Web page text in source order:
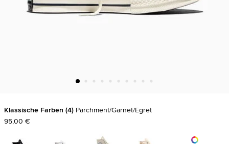
Klassische Farben 4 Parchment/Garnet/Egret
95,00 €